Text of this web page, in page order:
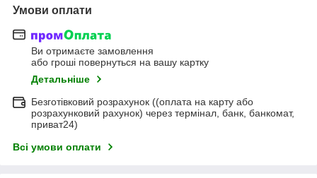
Умови оплати
Ви отримаєте замовлення
або гроші повернуться на вашу картку
Детальніше
Безготівковий розрахунок ((оплата на карту або
розрахунковий рахунок) через термінал, банк, банкомат,
приват24)
Всі умови оплати